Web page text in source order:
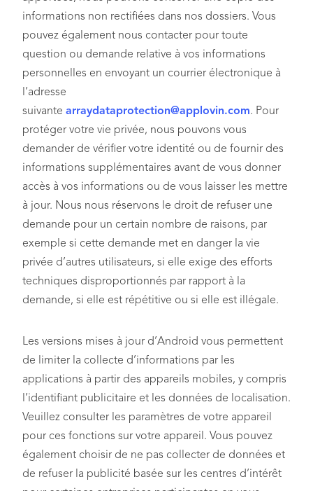
informations non rectifiées dans nos dossiers. Vous
pouvez également nous contacter pour toute
question ou demande relative à vos informations
personnelles en envoyant un courrier électronique à
l’adresse
suivante arraydataprotection@applovin.com. Pour
protéger votre vie privée, nous pouvons vous
demander de vérifier votre identité ou de fournir des
informations supplémentaires avant de vous donner
accès à vos informations ou de vous laisser les mettre
à jour. Nous nous réservons le droit de refuser une
demande pour un certain nombre de raisons, par
exemple si cette demande met en danger la vie
privée d’autres utilisateurs, si elle exige des efforts
techniques disproportionnés par rapport à la
demande, si elle est répétitive ou si elle est illégale.
Les versions mises à jour d’Android vous permettent
de limiter la collecte d’informations par les
applications à partir des appareils mobiles, y compris
l’identifiant publicitaire et les données de localisation.
Veuillez consulter les paramètres de votre appareil
pour ces fonctions sur votre appareil. Vous pouvez
également choisir de ne pas collecter de données et
de refuser la publicité basée sur les centres d’intérêt